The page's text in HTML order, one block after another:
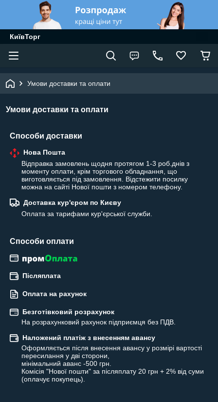
КиївТорг
Умови доставки та оплати
Умови доставки та оплати
Способи доставки
Нова Пошта
Відправка замовлень щодня протягом 1-3 роб.днів з
моменту оплати, крім торгового обладнання, що
виготовляється під замовлення. Відстежити посилку
можна на сайті Нової пошти з номером телефону.
Доставка кур'єром по Києву
Оплата за тарифами кур'єрської служби.
Способи оплати
Післяплата
Оплата на рахунок
Безготівковий розрахунок
На розрахунковий рахунок підприємця без ПДВ.
Наложений платіж з внесенням авансу
Оформляється після внесення авансу у розмірі вартості
пересилання у дві сторони,
мінімальний аванс -500 грн.
Комісія "Нової пошти" за післяплату 20 грн + 2% від суми
(оплачує покупець).